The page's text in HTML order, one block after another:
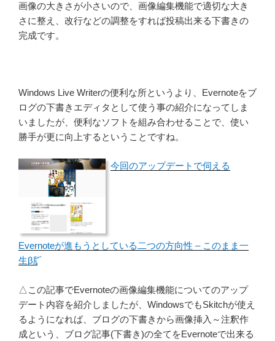
画像の大きさが小さいので、画像編集機能で適切な大き
さに整え、改行などの調整をすれば投稿出来る下書きの
完成です。
Windows Live Writerの便利な所というより、Evernoteをブ
ログの下書きエディタとして使う事の紹介になってしま
いましたが、便利なソフトを組み合わせることで、使い
勝手が更に向上するということですね。
今回のアップデートで伺える
Evernoteが進もうとしている二つの方向性 – このまま一
生β版
△この記事でEvernoteの画像編集機能についてのアップ
デート内容を紹介しましたが、WindowsでもSkitchが使え
るようになれば、ブログの下書きから画像挿入～注釈作
成という、ブログ記事(下書き)の全てをEvernoteで出来る